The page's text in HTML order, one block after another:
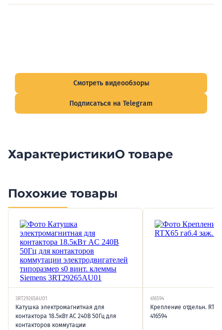
Смотреть видеообзоры
Подписаться на Telegram
ХарактеристикиО товаре
Похожие товары
3RT29265AU01
Катушка электромагнитная для
контактора 18.5кВт AC 240В 50Гц для
контакторов коммутации
416594
Крепление отдельн.
416594